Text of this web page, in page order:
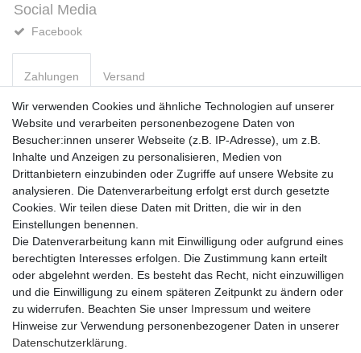
Social Media
Facebook
Zahlungen Versand
Vorkasse
PayPal
Sofortüberweisung
Kreditkarte
AmazonPay
Bar bei Abholung
Widerrufs­recht Widerrufs­formular Impressum
Wir verwenden Cookies und ähnliche Technologien auf unserer
Website und verarbeiten personenbezogene Daten von
Besucher:innen unserer Webseite (z.B. IP-Adresse), um z.B.
Inhalte und Anzeigen zu personalisieren, Medien von
Drittanbietern einzubinden oder Zugriffe auf unsere Website zu
analysieren. Die Datenverarbeitung erfolgt erst durch gesetzte
Cookies. Wir teilen diese Daten mit Dritten, die wir in den
Einstellungen benennen.
Die Datenverarbeitung kann mit Einwilligung oder aufgrund eines
berechtigten Interesses erfolgen. Die Zustimmung kann erteilt
oder abgelehnt werden. Es besteht das Recht, nicht einzuwilligen
und die Einwilligung zu einem späteren Zeitpunkt zu ändern oder
zu widerrufen. Beachten Sie unser Impressum und weitere
Hinweise zur Verwendung personenbezogener Daten in unserer
Daten­schutz­erklärung